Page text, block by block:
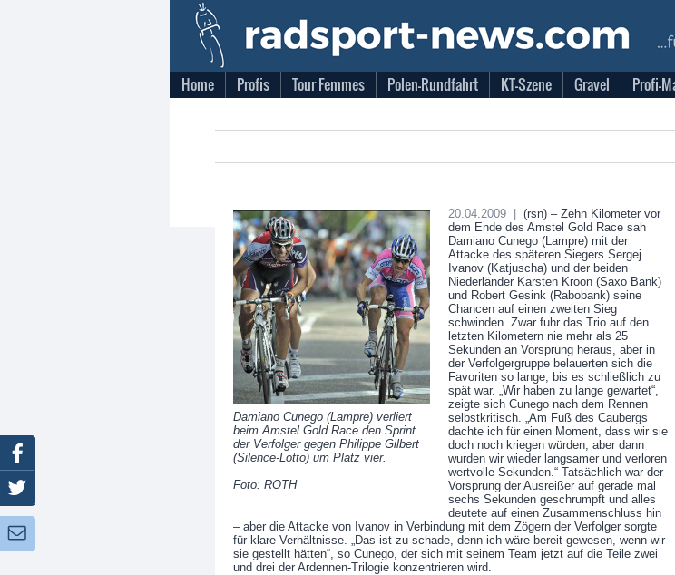
Home Profis Tour Femmes Polen-Rundfahrt KT-Szene Gravel Profi-
Damiano Cunego (Lampre) verliert
beim Amstel Gold Race den Sprint
der Verfolger gegen Philippe Gilbert
(Silence-Lotto) um Platz vier.
Foto: ROTH
20.04.2009 |
(rsn) – Zehn Kilometer vor
dem Ende des Amstel Gold Race sah
Damiano Cunego (Lampre) mit der
Attacke des späteren Siegers Sergej
Ivanov (Katjuscha) und der beiden
Niederländer Karsten Kroon (Saxo Bank)
und Robert Gesink (Rabobank) seine
Chancen auf einen zweiten Sieg
schwinden. Zwar fuhr das Trio auf den
letzten Kilometern nie mehr als 25
Sekunden an Vorsprung heraus, aber in
der Verfolgergruppe belauerten sich die
Favoriten so lange, bis es schließlich zu
spät war. „Wir haben zu lange gewartet“,
zeigte sich Cunego nach dem Rennen
selbstkritisch. „Am Fuß des Caubergs
dachte ich für einen Moment, dass wir sie
doch noch kriegen würden, aber dann
wurden wir wieder langsamer und verloren
wertvolle Sekunden.“ Tatsächlich war der
Vorsprung der Ausreißer auf gerade mal
sechs Sekunden geschrumpft und alles
deutete auf einen Zusammenschluss hin
– aber die Attacke von Ivanov in Verbindung mit dem Zögern der Verfolger sorgte
für klare Verhältnisse. „Das ist zu schade, denn ich wäre bereit gewesen, wenn wir
sie gestellt hätten“, so Cunego, der sich mit seinem Team jetzt auf die Teile zwei
und drei der Ardennen-Trilogie konzentrieren wird.